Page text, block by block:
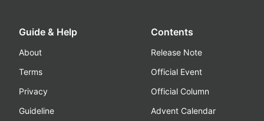
Guide & Help
About
Terms
Privacy
Guideline
Contents
Release Note
Official Event
Official Column
Advent Calendar